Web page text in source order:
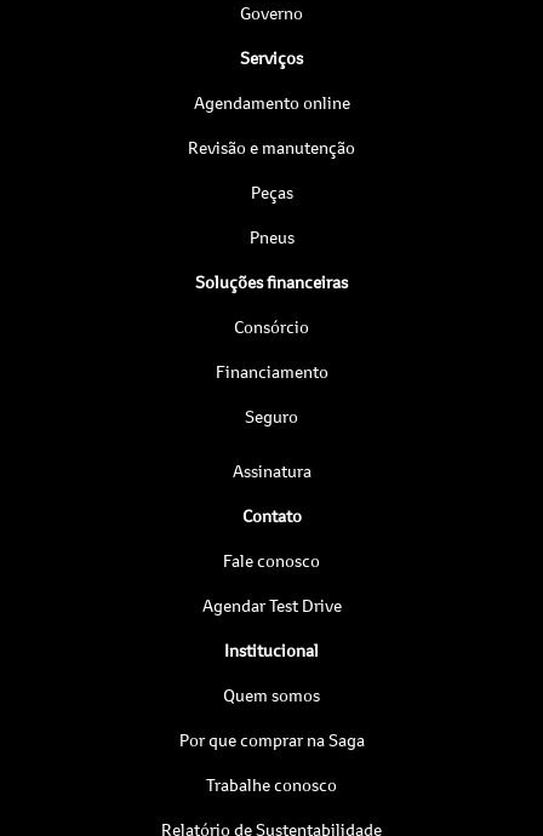
Governo
Serviços
Agendamento online
Revisão e manutenção
Peças
Pneus
Soluções financeiras
Consórcio
Financiamento
Seguro
Assinatura
Contato
Fale conosco
Agendar Test Drive
Institucional
Quem somos
Por que comprar na Saga
Trabalhe conosco
Relatório de Sustentabilidade